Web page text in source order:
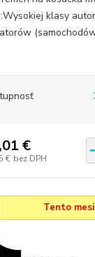
klasy
€
€ bez DPH
Tento